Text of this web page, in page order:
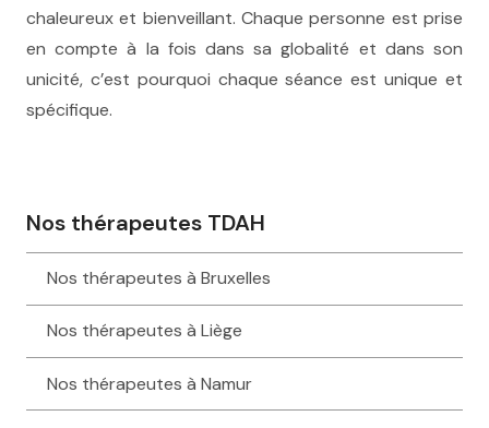
chaleureux et bienveillant. Chaque personne est prise
en compte à la fois dans sa globalité et dans son
unicité, c’est pourquoi chaque séance est unique et
spécifique.
Nos thérapeutes TDAH
Nos thérapeutes à Bruxelles
Nos thérapeutes à Liège
Nos thérapeutes à Namur